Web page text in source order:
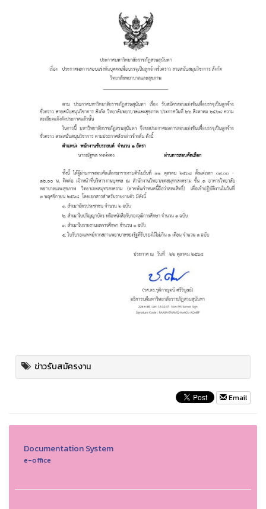
ข่าวรับสมัครงาน
Email
Documentation System
e-office